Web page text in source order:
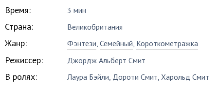
Время: 3 мин
Страна: Великобритания
Жанр: Фэнтези,Семейный, Короткометражка
Режиссер: Джордж Альберт Смит
В ролях: Лаура Бэйли, Дороти Смит,Харольд Смит